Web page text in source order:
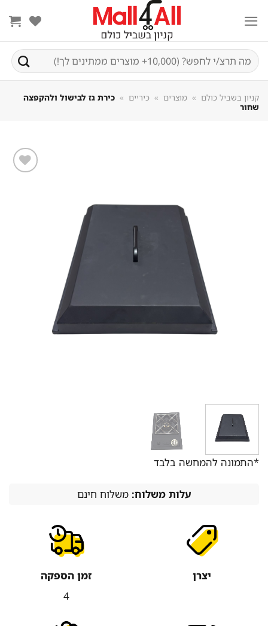
חיפוש
עבור:
קניון בשביל כולם » מוצרים » כיריים » כירת גז לבישול ולהקפצה
שחור
*התמונה להמחשה בלבד
עלות משלוח:משלוח חינם
יצרן
זמן הספקה